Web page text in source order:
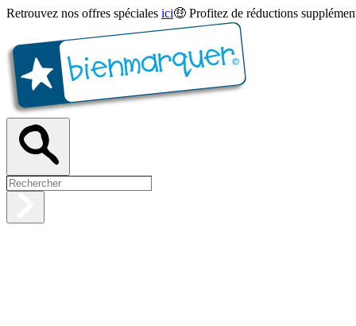
Retrouvez nos offres spéciales ici🤑 Profitez de réductions